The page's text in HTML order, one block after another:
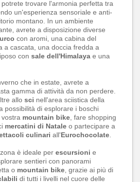
, potrete trovare l'armonia perfetta tra
un'esperienza sensoriale e anti-
montano. In un ambiente
avrete a disposizione diverse
con aromi, una cabina del
a cascata, una doccia fredda a
con sale dell'Himalaya e una
che in estate, avrete a
gamma di attività da non perdere.
allo sci nell'area sciistica della
possibilità di esplorare i boschi
mountain bike , fare shopping
mercatini di Natale o partecipare a
culinari all'Eurochocolate
è ideale per escursioni e
sentieri con panorami
o mountain bike , grazie ai più di
di tutti i livelli nel cuore delle